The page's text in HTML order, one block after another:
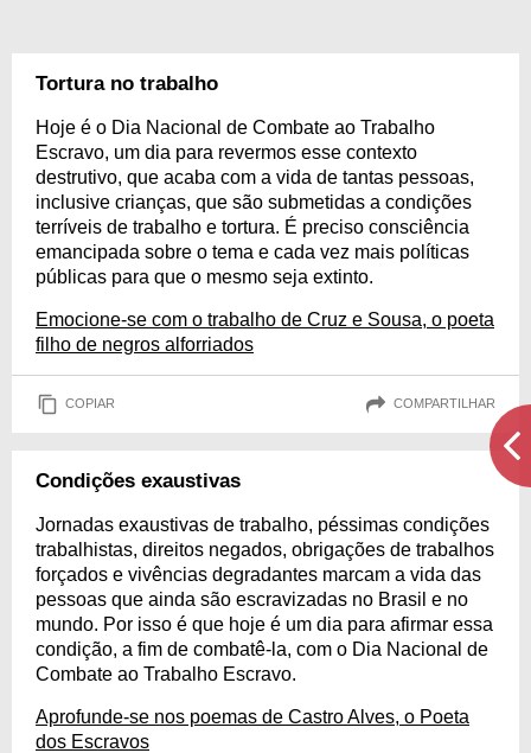
Tortura no trabalho
Hoje é o Dia Nacional de Combate ao Trabalho
Escravo, um dia para revermos esse contexto
destrutivo, que acaba com a vida de tantas pessoas,
inclusive crianças, que são submetidas a condições
terríveis de trabalho e tortura. É preciso consciência
emancipada sobre o tema e cada vez mais políticas
públicas para que o mesmo seja extinto.
Emocione-se com o trabalho de Cruz e Sousa, o poeta
filho de negros alforriados
COPIAR COMPARTILHAR
Condições exaustivas
Jornadas exaustivas de trabalho, péssimas condições
trabalhistas, direitos negados, obrigações de trabalhos
forçados e vivências degradantes marcam a vida das
pessoas que ainda são escravizadas no Brasil e no
mundo. Por isso é que hoje é um dia para afirmar essa
condição, a fim de combatê-la, com o Dia Nacional de
Combate ao Trabalho Escravo.
Aprofunde-se nos poemas de Castro Alves, o Poeta
dos Escravos